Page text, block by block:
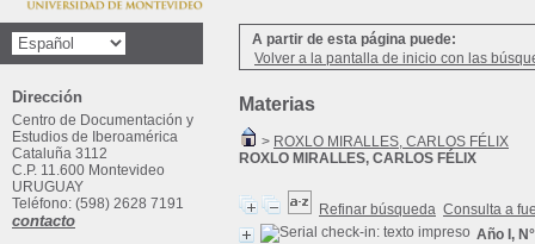
A partir de esta página puede:
Volver a la pantalla de inicio con las
Materias
> ROXLO MIRALLES, CARLOS FÉLIX
ROXLO MIRALLES, CARLOS FÉLIX
Refinar búsqueda Consulta a
Año I,
Dirección
Centro de Documentación y
Estudios de Iberoamérica
Cataluña 3112
C.P. 11.600 Montevideo
URUGUAY
Teléfono: (598) 2628 7191
contacto